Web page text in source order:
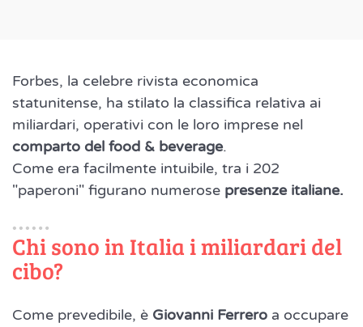
Forbes, la celebre rivista economica
statunitense, ha stilato la classifica relativa ai
miliardari, operativi con le loro imprese nel
comparto del food & beverage.
Come era facilmente intuibile, tra i 202
"paperoni" figurano numerose presenze italiane.
Chi sono in Italia i miliardari del
cibo?
Come prevedibile, è Giovanni Ferrero a occupare